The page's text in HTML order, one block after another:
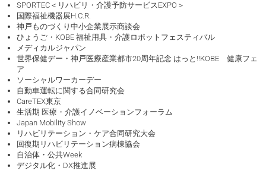
SPORTEC＜リハビリ・介護予防サービスEXPO＞
国際福祉機器展H.C.R.
神戸ものづくり中小企業展示商談会
ひょうご・KOBE 福祉用具・介護ロボットフェスティバル
メディカルジャパン
世界保健デー・神戸医療産業都市20周年記念 はっと!!KOBE 健康フェ
ア
ソーシャルワーカーデー
自動車運転に関する合同研究会
CareTEX東京
生活期 医療・介護イノベーションフォーラム
Japan Mobility Show
リハビリテーション・ケア合同研究大会
回復期リハビリテーション病棟協会
自治体・公共Week
デジタル化・DX推進展